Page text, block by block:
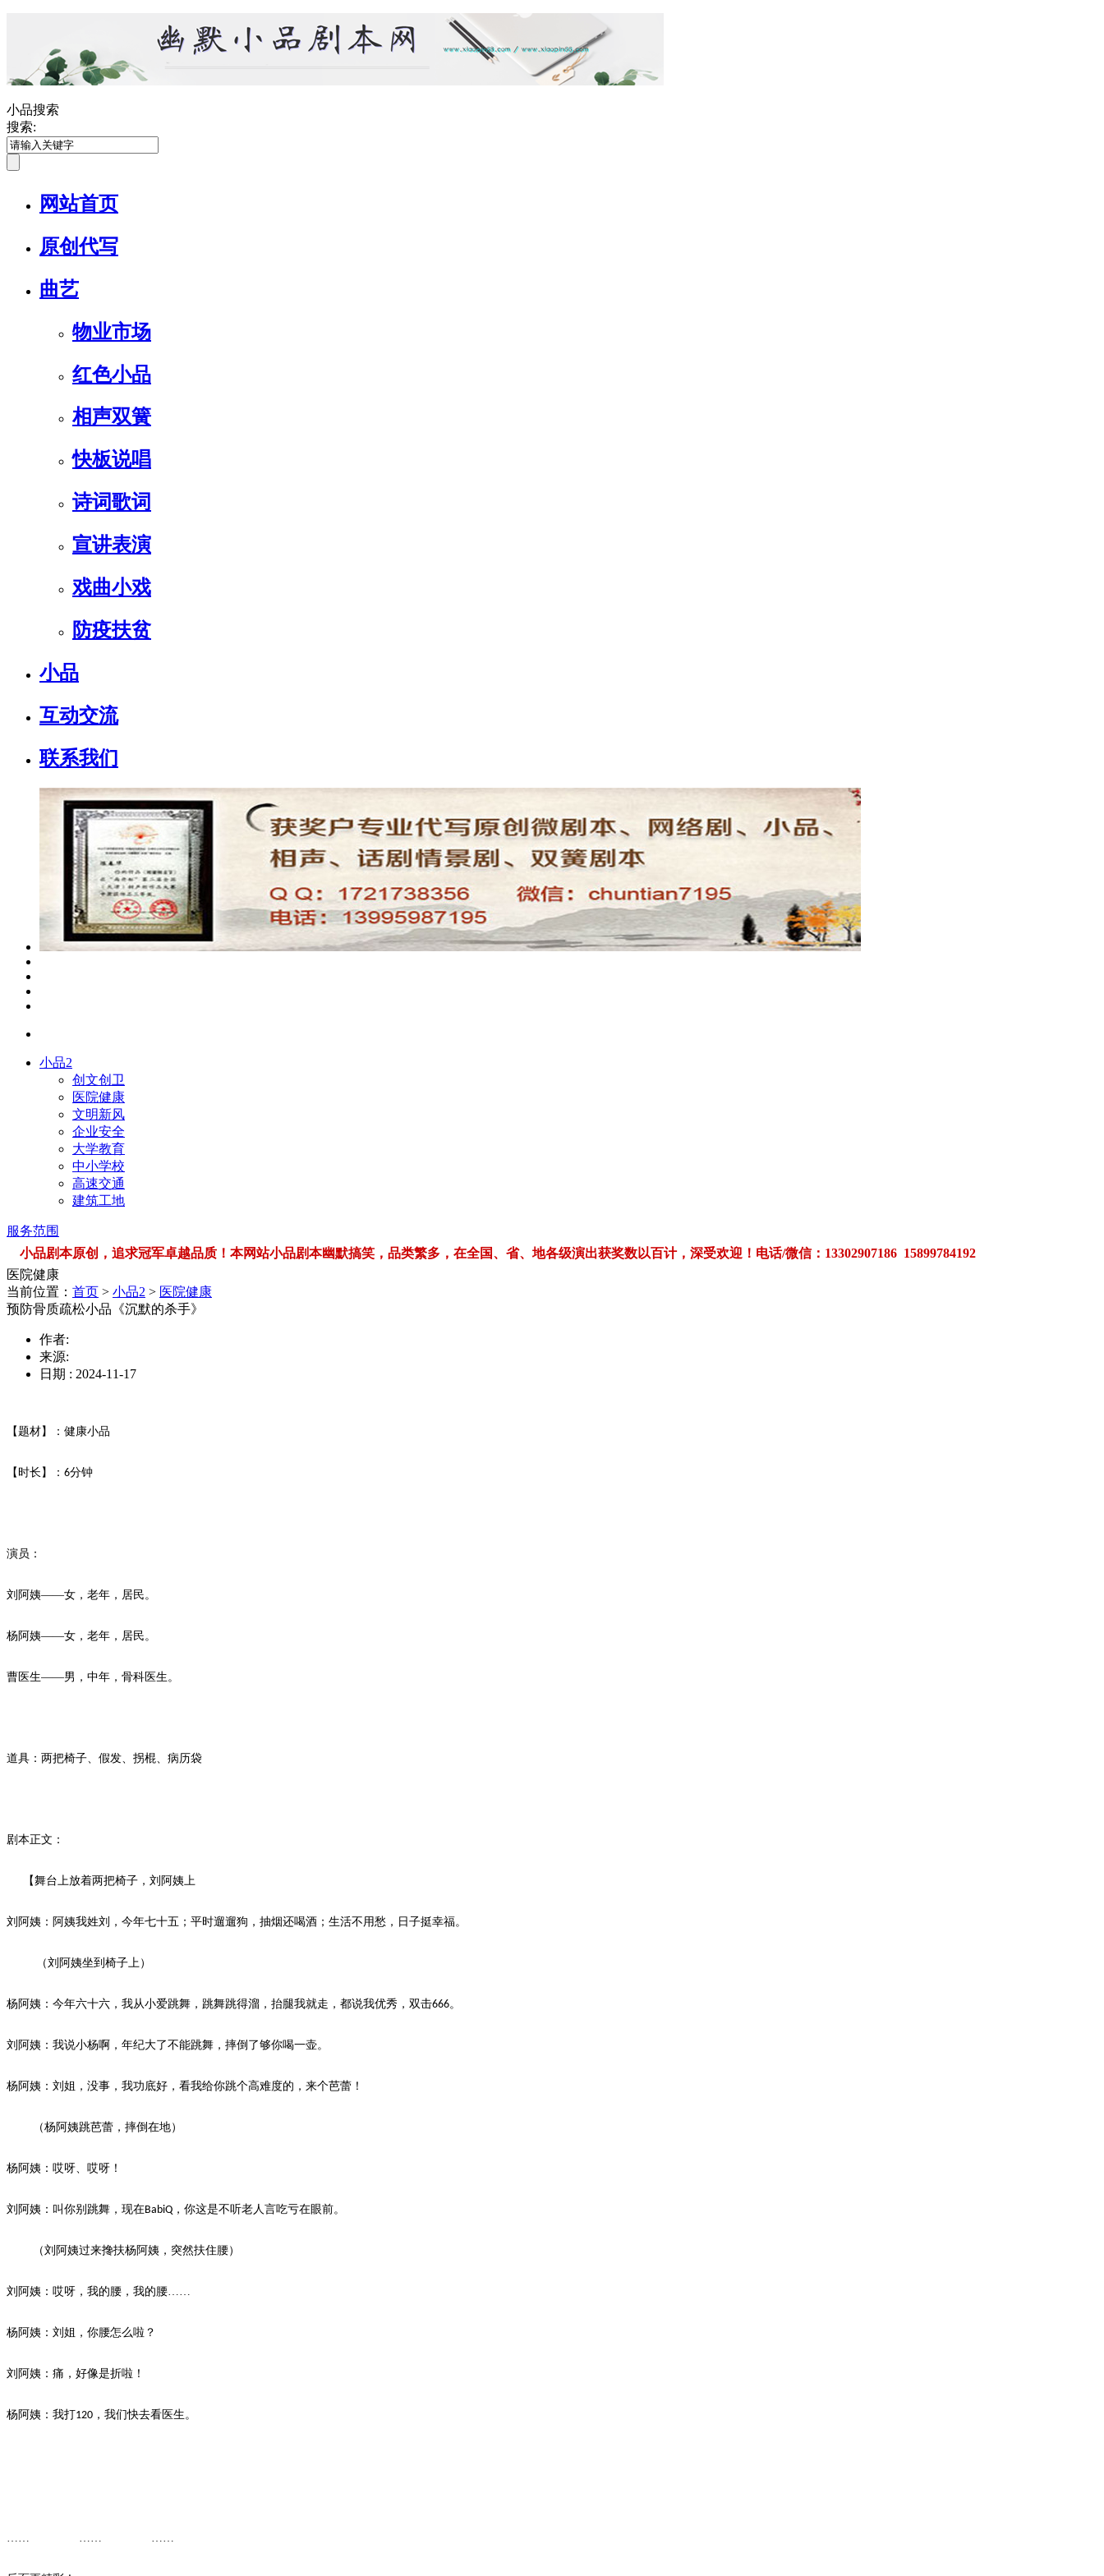
小品搜索
搜索:
网站首页
原创代写
曲艺
物业市场
红色小品
相声双簧
快板说唱
诗词歌词
宣讲表演
戏曲小戏
防疫扶贫
小品
互动交流
联系我们
小品2
创文创卫
医院健康
文明新风
企业安全
大学教育
中小学校
高速交通
建筑工地
服务范围
小品剧本原创，追求冠军卓越品质！本网站小品剧本幽默搞笑，品类繁多，在全国、省、地各级演出获奖数以百计，深受欢迎！电话/微信：13302907186 15899784192
医院健康
当前位置： 首页 > 小品2 > 医院健康
预防骨质疏松小品《沉默的杀手》
作者:
来源:
日期 : 2024-11-17
【题材】：健康小品
【时长】： 6分钟
演员：
刘阿姨——女，老年，居民。
杨阿姨——女，老年，居民。
曹医生——男，中年，骨科医生。
道具：两把椅子、假发、拐棍、病历袋
剧本正文：
【舞台上放着两把椅子，刘阿姨上
刘阿姨：阿姨我姓刘，今年七十五；平时遛遛狗，抽烟还喝酒；生活不用愁，日子挺幸福。
（刘阿姨坐到椅子上）
杨阿姨：今年六十六，我从小爱跳舞，跳舞跳得溜，抬腿我就走，都说我优秀，双击666。
刘阿姨：我说小杨啊，年纪大了不能跳舞，摔倒了够你喝一壶。
杨阿姨：刘姐，没事，我功底好，看我给你跳个高难度的，来个芭蕾！
（杨阿姨跳芭蕾，摔倒在地）
杨阿姨：哎呀、哎呀！
刘阿姨：叫你别跳舞，现在BabiQ ，你这是不听老人言吃亏在眼前。
（刘阿姨过来搀扶杨阿姨，突然扶住腰）
刘阿姨：哎呀，我的腰，我的腰
杨阿姨：刘姐，你腰怎么啦？
刘阿姨：痛，好像是折啦！
杨阿姨：我打120 ，我们快去看医生。